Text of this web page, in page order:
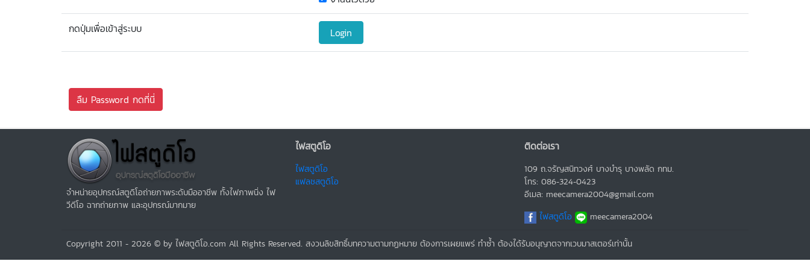
กดปุ่มเพื่อเข้าสู่ระบบ
ลืม Password กดที่นี่
จำหน่ายอุปกรณ์สตูดิโอถ่ายภาพระดับมืออาชีพ ทั้งไฟภาพนิ่ง ไฟ
วีดีโอ ฉากถ่ายภาพ และอุปกรณ์มากมาย
ไฟสตูดิโอ
ไฟสตูดิโอ
แฟลชสตูดิโอ
ติดต่อเรา
109 ถ.จรัญสนิทวงศ์ บางบำรุ บางพลัด กทม.
โทร: 086-324-0423
อีเมล: meecamera2004@gmail.com
ไฟสตูดิโอ
meecamera2004
Copyright 2011 - 2026 © by ไฟสตูดิโอ.com All Rights Reserved. สงวนลิขสิทธิ์บทความตามกฏหมาย ต้องการเผยแพร่ ทำซ้ำ ต้องได้รับอนุญาตจากเวบมาสเตอร์เท่านั้น